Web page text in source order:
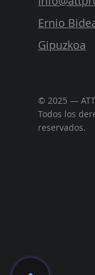
Ernio
Gipuzkoa
© 2025 —
Todos los
reservados.